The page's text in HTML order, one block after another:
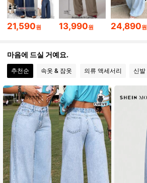
4.80 195K 팔로워
4.80 195K 팔로워
4.80 195K 팔로워
4.80 195K 팔로워
4.80 195K 팔로워
21,590원 13,990원 24,890원
마음에 드실 거예요.
추천순 속옷 & 잠옷 의류 액세서리 신발